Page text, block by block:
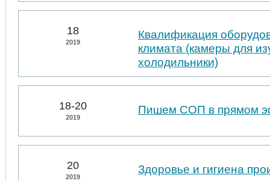
18
2019
Квалификация
климата (камеры для
холодильники)
18-20
2019
Пишем СОП в прямом
20
2019
Здоровье и гигиена